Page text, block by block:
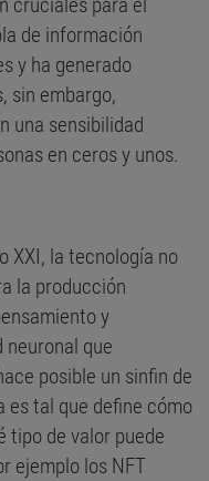
de información
y ha generado
sin embargo,
una sensibilidad
en ceros y unos.
XXI, la tecnología no
la producción
y
que
posible un sinfin de
es tal que define cómo
tipo de valor puede
ejemplo los NFT